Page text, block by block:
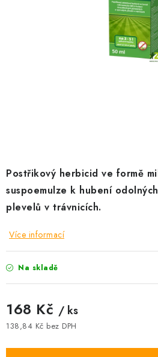
ZNAČKY
Slevy Naše prodejna
Detail objednávky
Podmínky ochrany osobních údajů
Postřikový herbicid ve formě
suspoemulze k hubení
plevelů v trávnicích.
Více informací
Na skladě
168 Kč / ks
138,84 Kč bez DPH